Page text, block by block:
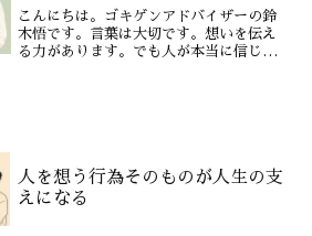
こんにちは。ゴキゲンアドバイザーの鈴
木悟です。言葉は大切です。想いを伝え
る力があります。でも人が本当に信じる
人を想う行為そのものが人生の支
えになる